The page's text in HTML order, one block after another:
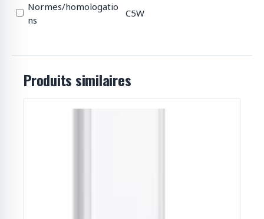
Normes/homologatio
ns
C5W
Produits similaires